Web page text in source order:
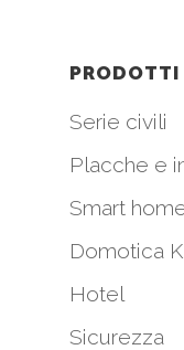
PRODOTTI
Serie civili
Placche e
Smart
Domotica
Hotel
Sicurezza